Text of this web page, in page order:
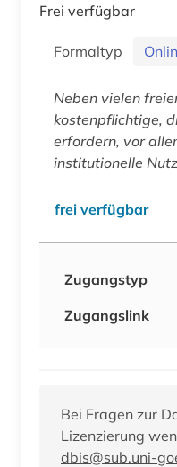
Frei verfügbar
Formaltyp
Neben vielen
kostenpflichtige,
erfordern, vor
institutionelle
frei verfügbar
Zugangstyp
Zugangslink
Bei Fragen zur
Lizenzierung
dbis@sub.uni-